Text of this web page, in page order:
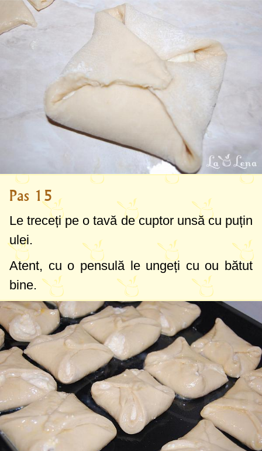
Pas 15
Le treceți pe o tavă de cuptor unsă cu puțin
ulei.
Atent, cu o pensulă le ungeți cu ou bătut
bine.